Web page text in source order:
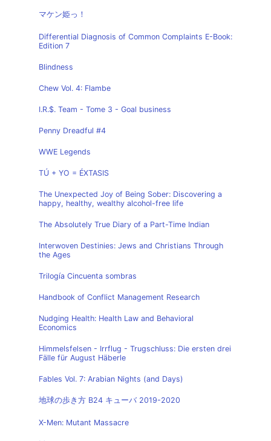
マケン姫っ！
Differential Diagnosis of Common Complaints E-Book:
Edition 7
Blindness
Chew Vol. 4: Flambe
I.R.$. Team - Tome 3 - Goal business
Penny Dreadful #4
WWE Legends
TÚ + YO = ÉXTASIS
The Unexpected Joy of Being Sober: Discovering a
happy, healthy, wealthy alcohol-free life
The Absolutely True Diary of a Part-Time Indian
Interwoven Destinies: Jews and Christians Through
the Ages
Trilogía Cincuenta sombras
Handbook of Conflict Management Research
Nudging Health: Health Law and Behavioral
Economics
Himmelsfelsen - Irrflug - Trugschluss: Die ersten drei
Fälle für August Häberle
Fables Vol. 7: Arabian Nights (and Days)
地球の歩き方 B24 キューバ 2019-2020
X-Men: Mutant Massacre